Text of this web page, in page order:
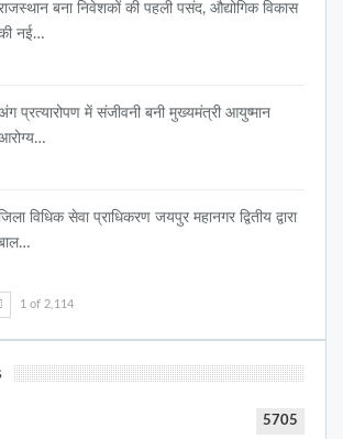
बना निवेशकों की पहली पसंद, औद्योगिक विकास
नई…
प्रत्यारोपण में संजीवनी बनी मुख्यमंत्री आयुष्मान
विधिक सेवा प्राधिकरण जयपुर महानगर द्वितीय द्वारा
1 of 2,114
5705